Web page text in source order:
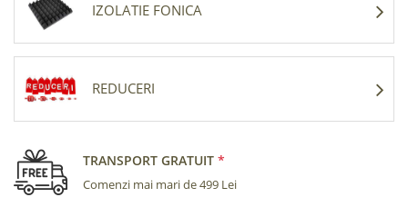
IZOLATIE FONICA
REDUCERI
TRANSPORT GRATUIT *
Comenzi mai mari de 499 Lei